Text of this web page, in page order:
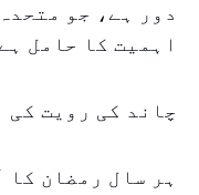
دور ہے، جو
اہمیت کا حامل
چاند کی رویت کی
ہر سال رمضان کا